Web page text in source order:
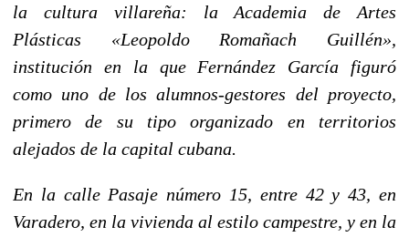
la cultura villareña: la Academia de Artes
Plásticas «Leopoldo Romañach Guillén»,
institución en la que Fernández García figuró
como uno de los alumnos-gestores del proyecto,
primero de su tipo organizado en territorios
alejados de la capital cubana.
En la calle Pasaje número 15, entre 42 y 43, en
Varadero, en la vivienda al estilo campestre, y en la